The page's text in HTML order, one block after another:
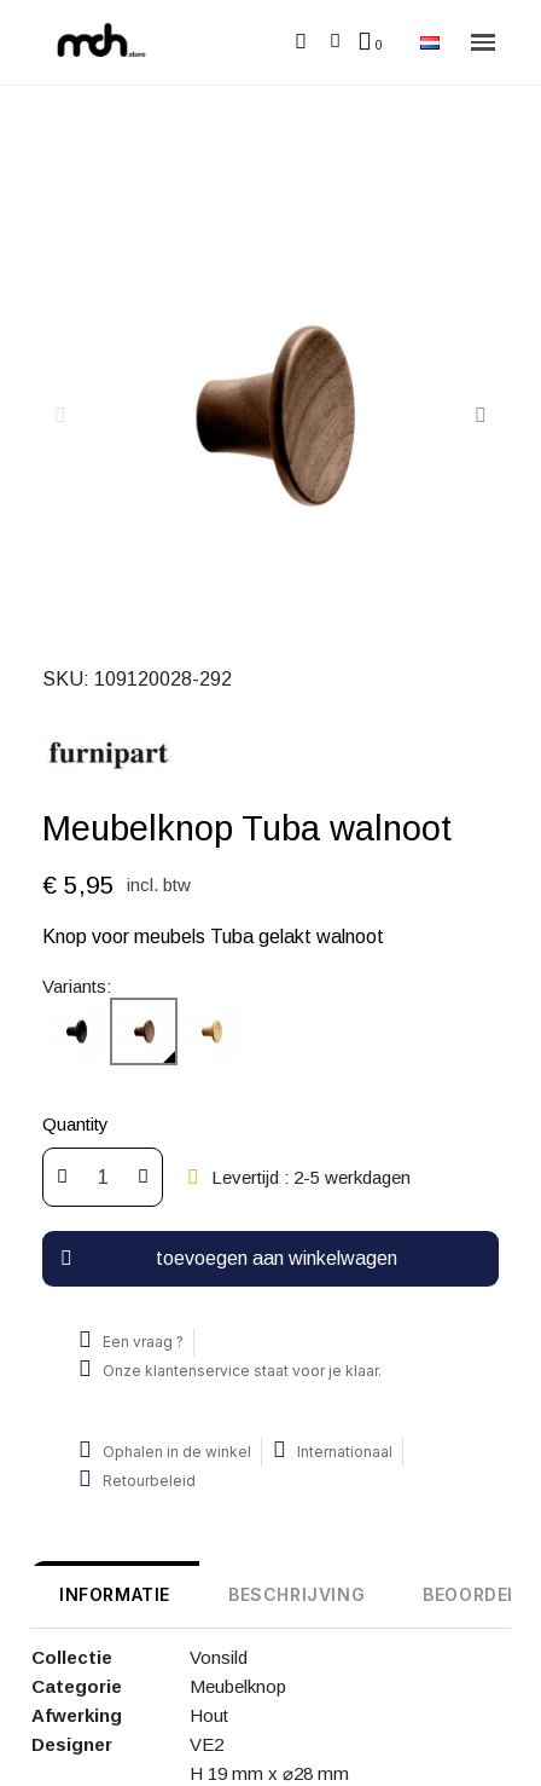
SKU 109120028-292
Meubelknop Tuba walnoot
€ 5,95 incl. btw
Knop voor meubels Tuba gelakt walnoot
Variants:
Quantity
Levertijd : 2-5 werkdagen
toevoegen aan winkelwagen
Een vraag ?
Onze klantenservice staat voor je klaar.
Ophalen in de winkel
Internationaal
Retourbeleid
INFORMATIE BESCHRIJVING
Collectie
Vonsild
Categorie
Meubelknop
Afwerking
Hout
Designer
VE2
H 19 mm x ⌀28 mm